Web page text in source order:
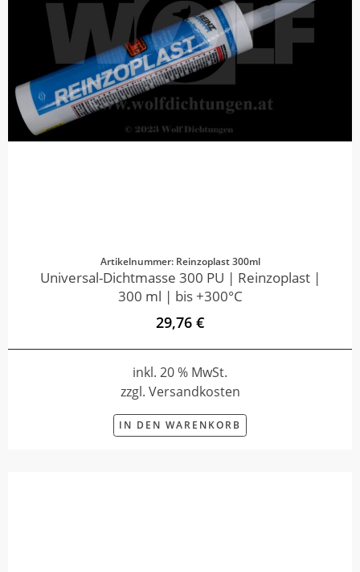
Artikelnummer: Reinzoplast 300ml
Universal-Dichtmasse 300 PU | Reinzoplast |
300 ml | bis +300°C
29,76 €
inkl. 20 % MwSt.
zzgl. Versandkosten
IN DEN WARENKORB